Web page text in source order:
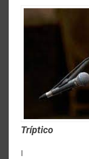
Tríptico
I